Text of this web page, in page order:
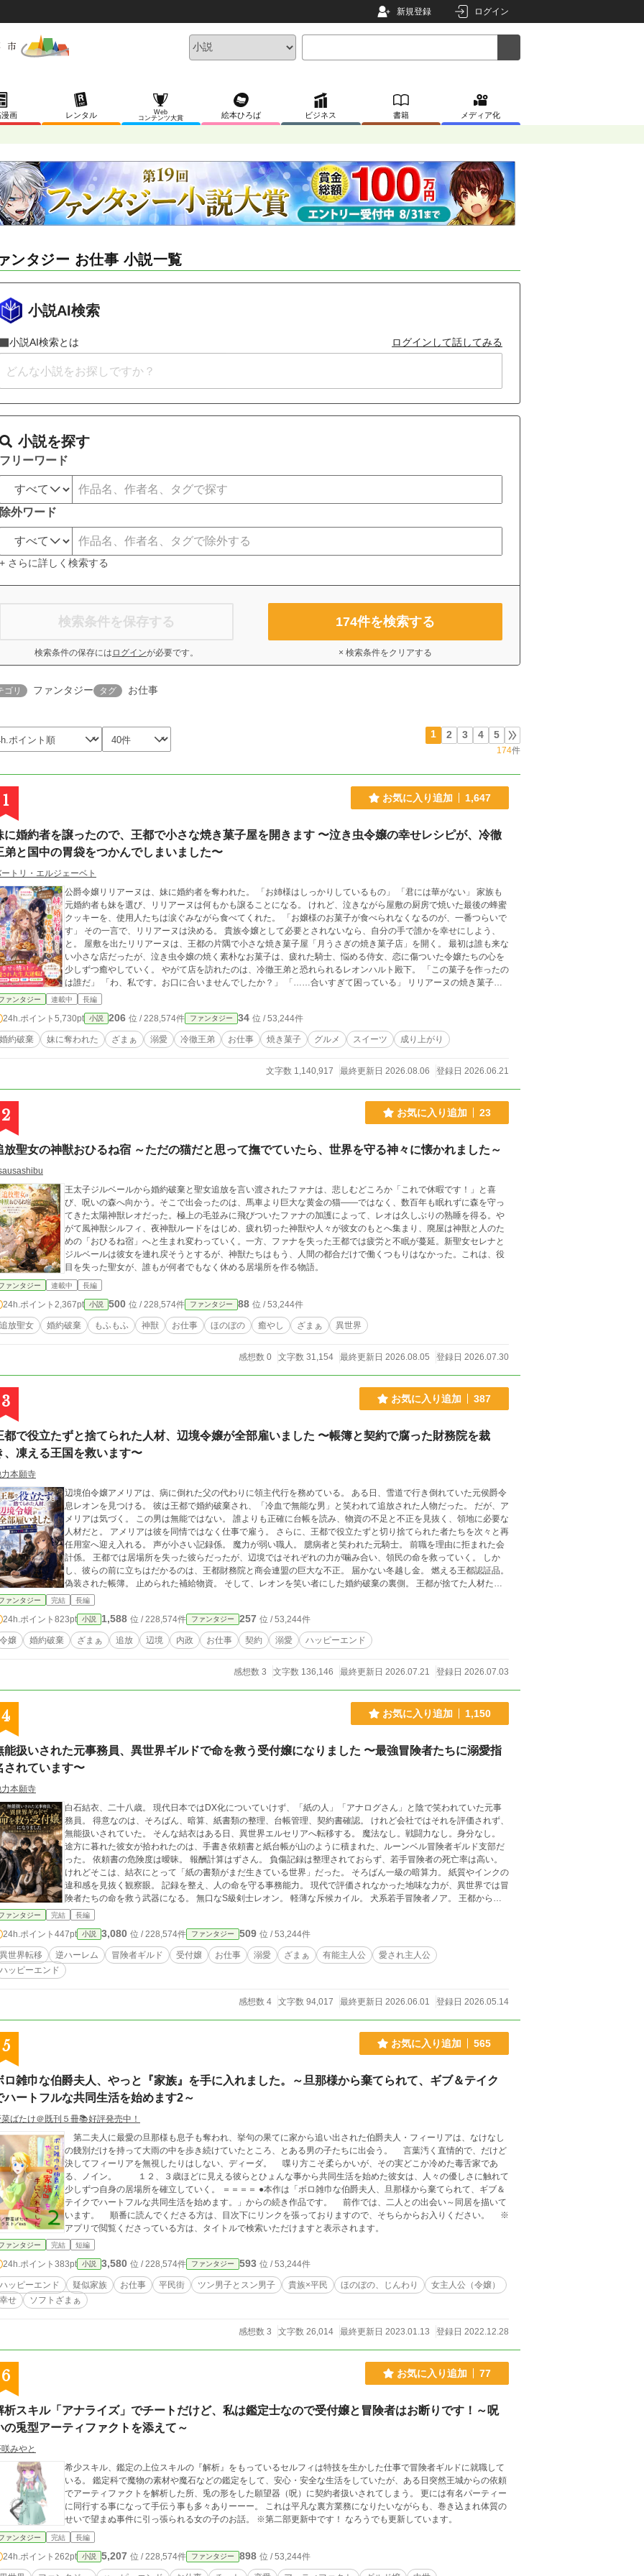
新規登録 ログイン
画 レンタル
Web
コンテンツ大賞
絵本ひろば ビジネス 書籍 メディア化
ンタジー お仕事 小説一覧
小説AI検索
小説AI検索とは ログインして話してみる
小説を探す
フリーワード
除外ワード
+ さらに詳しく検索する
検索条件を保存する
検索条件の保存には ログインが必要です。
174件を検索する
× 検索条件をクリアする
ゴリ ファンタジー タグ お仕事
1 2 3 4 5
174件
1 お気に入り追加 1,647
に婚約者を譲ったので、王都で小さな焼き菓子屋を開きます 〜泣き虫令嬢の幸せレシピが、冷徹
弟と国中の胃袋をつかんでしまいました〜
トリ・エルジェーベト
公爵令嬢リリアーヌは、妹に婚約者を奪われた。 「お姉様はしっかりしているもの」 「君には華がない」 家族も
元婚約者も妹を選び、リリアーヌは何もかも譲ることになる。 けれど、泣きながら屋敷の厨房で焼いた最後の蜂蜜
クッキーを、使用人たちは涙ぐみながら食べてくれた。 「お嬢様のお菓子が食べられなくなるのが、一番つらいで
す」 その一言で、リリアーヌは決める。 貴族令嬢として必要とされないなら、自分の手で誰かを幸せにしよう、
と。 屋敷を出たリリアーヌは、王都の片隅で小さな焼き菓子屋「月うさぎの焼き菓子店」を開く。 最初は誰も来な
い小さな店だったが、泣き虫令嬢の焼く素朴なお菓子は、疲れた騎士、悩める侍女、恋に傷ついた令嬢たちの心を
少しずつ癒やしていく。 やがて店を訪れたのは、冷徹王弟と恐れられるレオンハルト殿下。 「この菓子を作ったの
は誰だ」 「わ、私です。お口に合いませんでしたか？」 「……合いすぎて困っている」 リリアーヌの焼き菓子
は、王弟の孤独まで溶かしてしまう。 一方、リリアーヌを追い出した実家と元婚約者は、彼女が陰で支えていた社
新しい居場所がある。 これは、婚約者も家も妹に譲った泣き虫令嬢が、王都の小さな焼き菓子屋から幸せを焼き上
げ、冷徹王弟と国中の胃袋をつかんでしまう、明るい再出発の物語。
ァンタジー 連載中 長編
24h.ポイント 5,730pt 小説 206 位 / 228,574件 ファンタジー 34 位 / 53,244件
婚約破棄 妹に奪われた ざまぁ 溺愛 冷徹王弟 お仕事 焼き菓子 グルメ スイーツ 成り上がり
文字数 1,140,917 最終更新日 2026.08.06 登録日 2026.06.21
2 お気に入り追加 23
放聖女の神獣おひるね宿 ～ただの猫だと思って撫でていたら、世界を守る神々に懐かれました～
王太子ジルベールから婚約破棄と聖女追放を言い渡されたファナは、悲しむどころか「これで休暇です！」と喜
び、呪いの森へ向かう。そこで出会ったのは、馬車より巨大な黄金の猫――ではなく、数百年も眠れずに森を守っ
てきた太陽神獣レオだった。極上の毛並みに飛びついたファナの加護によって、レオは久しぶりの熟睡を得る。や
がて風神獣シルフィ、夜神獣ルードをはじめ、疲れ切った神獣や人々が彼女のもとへ集まり、廃屋は神獣と人のた
めの「おひるね宿」へと生まれ変わっていく。一方、ファナを失った王都では疲労と不眠が蔓延。新聖女セレナと
ジルベールは彼女を連れ戻そうとするが、神獣たちはもう、人間の都合だけで働くつもりはなかった。これは、役
目を失った聖女が、誰もが何者でもなく休める居場所を作る物語。
ァンタジー 連載中 長編
24h.ポイント 2,367pt 小説 500 位 / 228,574件 ファンタジー 88 位 / 53,244件
追放聖女 婚約破棄 もふもふ 神獣 お仕事 ほのぼの 癒やし ざまぁ 異世界
感想数 0 文字数 31,154 最終更新日 2026.08.05 登録日 2026.07.30
3 お気に入り追加 387
都で役立たずと捨てられた人材、辺境令嬢が全部雇いました 〜帳簿と契約で腐った財務院を裁
、凍える王国を救います〜
本願寺
辺境伯令嬢アメリアは、病に倒れた父の代わりに領主代行を務めている。 ある日、雪道で行き倒れていた元侯爵令
息レオンを見つける。 彼は王都で婚約破棄され、「冷血で無能な男」と笑われて追放された人物だった。 だが、ア
メリアは気づく。 この男は無能ではない。 誰よりも正確に台帳を読み、物資の不足と不正を見抜く、領地に必要な
人材だと。 アメリアは彼を同情ではなく仕事で雇う。 さらに、王都で役立たずと切り捨てられた者たちを次々と再
任用室へ迎え入れる。 声が小さい記録係。 魔力が弱い職人。 臆病者と笑われた元騎士。 前職を理由に拒まれた会
計係。 王都では居場所を失った彼らだったが、辺境ではそれぞれの力が噛み合い、領民の命を救っていく。 しか
し、彼らの前に立ちはだかるのは、王都財務院と商会連盟の巨大な不正。 届かない冬越し金。 燃える王都認証品。
偽装された帳簿。 止められた補給物資。 そして、レオンを笑い者にした婚約破棄の裏側。 王都が捨てた人材たち
は、記録と契約と現場の成果で、腐った権威を追い詰めていく。 「私はあなたたちを拾ったんじゃない。必要だか
ー。
ァンタジー 完結 長編
24h.ポイント 823pt 小説 1,588 位 / 228,574件 ファンタジー 257 位 / 53,244件
令嬢 婚約破棄 ざまぁ 追放 辺境 内政 お仕事 契約 溺愛 ハッピーエンド
感想数 3 文字数 136,146 最終更新日 2026.07.21 登録日 2026.07.03
4 お気に入り追加 1,150
能扱いされた元事務員、異世界ギルドで命を救う受付嬢になりました 〜最強冒険者たちに溺愛指
されています〜
本願寺
白石結衣、二十八歳。 現代日本ではDX化についていけず、「紙の人」「アナログさん」と陰で笑われていた元事
務員。 得意なのは、そろばん、暗算、紙書類の整理、台帳管理、契約書確認。 けれど会社ではそれを評価されず、
無能扱いされていた。 そんな結衣はある日、異世界エルセリアへ転移する。 魔法なし。戦闘力なし。身分なし。
途方に暮れた彼女が拾われたのは、手書き依頼書と紙台帳が山のように積まれた、ルーンベル冒険者ギルド支部だ
った。 依頼書の危険度は曖昧。 報酬計算はずさん。 負傷記録は整理されておらず、若手冒険者の死亡率は高い。
けれどそこは、結衣にとって「紙の書類がまだ生きている世界」だった。 そろばん一級の暗算力。 紙質やインクの
違和感を見抜く観察眼。 記録を整え、人の命を守る事務能力。 現代で評価されなかった地味な力が、異世界では冒
険者たちの命を救う武器になる。 無口なS級剣士レオン。 軽薄な斥候カイル。 犬系若手冒険者ノア。 王都から来
た貴公子アシュレイ。 そして結衣を拾った支部長ヴィクトル。 結衣に命を救われた彼らは、次々と彼女を専属指名
居場所を見つけていく物語。 ※毎日2話更新 12:00、 20:00
ァンタジー 完結 長編
24h.ポイント 447pt 小説 3,080 位 / 228,574件 ファンタジー 509 位 / 53,244件
異世界転移 逆ハーレム 冒険者ギルド 受付嬢 お仕事 溺愛 ざまぁ 有能主人公
愛され主人公
ハッピーエンド
感想数 4 文字数 94,017 最終更新日 2026.06.01 登録日 2026.05.14
5 お気に入り追加 565
ロ雑巾な伯爵夫人、やっと『家族』を手に入れました。～旦那様から棄てられて、ギブ＆テイク
ハートフルな共同生活を始めます2～
ばたけ＠既刊５冊📚好評発売中！
第二夫人に最愛の旦那様も息子も奪われ、挙句の果てに家から追い出された伯爵夫人・フィーリアは、なけなし
の餞別だけを持って大雨の中を歩き続けていたところ、とある男の子たちに出会う。 言葉汚く直情的で、だけど
決してフィーリアを無視したりはしない、ディーダ。 喋り方こそ柔らかいが、その実どこか冷めた毒舌家であ
る、ノイン。 １２、３歳ほどに見える彼らとひょんな事から共同生活を始めた彼女は、人々の優しさに触れて
少しずつ自身の居場所を確立していく。 ＝＝＝＝ ●本作は「ボロ雑巾な伯爵夫人、旦那様から棄てられて、ギブ＆
テイクでハートフルな共同生活を始めます。」からの続き作品です。 前作では、二人との出会い～同居を描いて
います。 順番に読んでくださる方は、目次下にリンクを張っておりますので、そちらからお入りください。 ※
アプリで閲覧くださっている方は、タイトルで検索いただけますと表示されます。
ァンタジー 完結 短編
24h.ポイント 383pt 小説 3,580 位 / 228,574件 ファンタジー 593 位 / 53,244件
ハッピーエンド 疑似家族 お仕事 平民街 ツン男子とスン男子 貴族×平民 ほのぼの、じんわり
女主人公（令嬢）
幸せ
ソフトざまぁ
感想数 3 文字数 26,014 最終更新日 2023.01.13 登録日 2022.12.28
6 お気に入り追加 77
析スキル「アナライズ」でチートだけど、私は鑑定士なので受付嬢と冒険者はお断りです！～呪
の兎型アーティファクトを添えて～
みやと
希少スキル、鑑定の上位スキルの『解析』をもっているセルフィは特技を生かした仕事で冒険者ギルドに就職して
いる。 鑑定科で魔物の素材や魔石などの鑑定をして、安心・安全な生活をしていたが、ある日突然王城からの依頼
でアーティファクトを解析した所、兎の形をした願望器（呪）に契約者扱いされてしまう。 更には有名パーティー
に同行する事になって手伝う事も多々ありーーー。 これは平凡な裏方業務になりたいながらも、巻き込まれ体質の
せいで望まぬ事件に引っ張られる女の子のお話。 ※第二部更新中です！ なろうでも更新しています。
ァンタジー 完結 長編
24h.ポイント 262pt 小説 5,207 位 / 228,574件 ファンタジー 898 位 / 53,244件